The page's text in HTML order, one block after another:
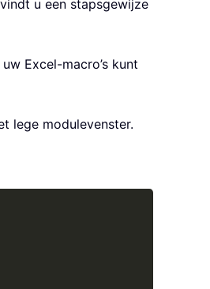
u een stapsgewijze
Excel-macro’s kunt
lege modulevenster.